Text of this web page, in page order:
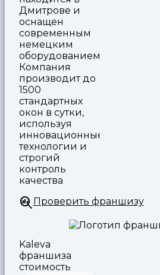
Дмитрове и
оснащен
современным
немецким
оборудованием.
Компания
производит до
1500
стандартных
окон в сутки,
используя
инновационные
технологии и
строгий
контроль
качества
Проверить франшизу
Kaleva
франшиза
стоимость